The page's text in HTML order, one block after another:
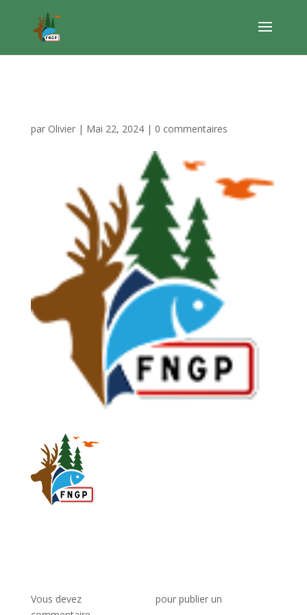
par Olivier| Mai 22, 2024| 0 commentaires
Vous devez
pour publier un